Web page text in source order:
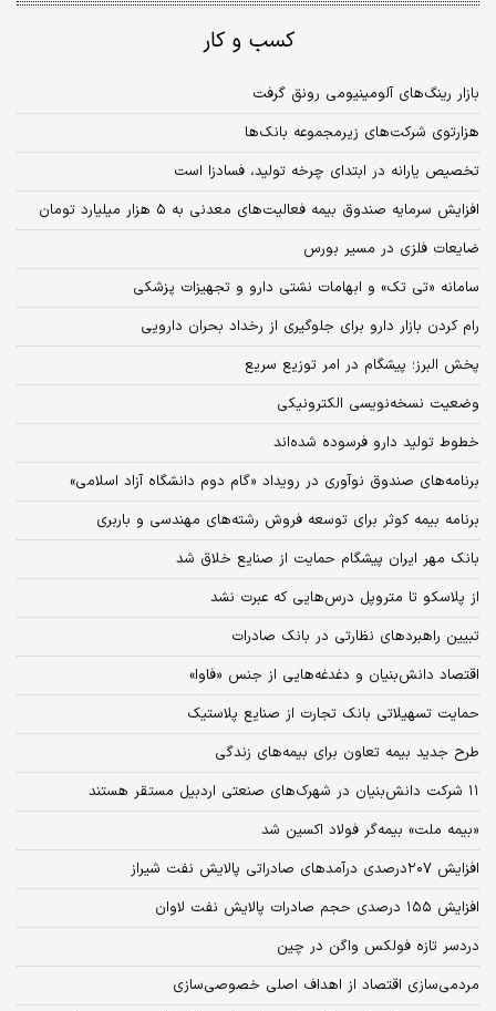
کسب و کار
بازار رینگ‌های آلومینیومی رونق گرفت
هزار‌توی شرکت‌های زیرمجموعه بانک‌ها
تخصیص یارانه در ابتدای چرخه تولید، فسادزا است
افزایش سرمایه صندوق بیمه فعالیت‌های معدنی به ۵ هزار میلیارد تومان
ضایعات فلزی در مسیر بورس
سامانه «تی تک» و ابهامات نشتی دارو و تجهیزات پزشکی
رام کردن بازار دارو برای جلوگیری از رخداد بحران دارویی
پخش البرز؛ پیشگام در امر توزیع سریع
وضعیت نسخه‌نویسی الکترونیکی
خطوط تولید دارو فرسوده‌ شده‌اند
برنامه‌های صندوق نوآوری در رویداد «گام دوم دانشگاه آزاد اسلامی»
برنامه بیمه کوثر برای توسعه فروش رشته‌های مهندسی و باربری
بانک مهر ایران پیشگام حمایت از صنایع خلاق شد
از پلاسکو تا متروپل درس‌هایی که عبرت نشد
تبیین راهبردهای نظارتی در بانک صادرات
اقتصاد دانش‌بنیان و دغدغه‌هایی از جنس «فاوا»
حمایت تسهیلاتی بانک تجارت از صنایع پلاستیک
طرح جدید بیمه تعاون برای بیمه‌های زندگی
۱۱ شرکت دانش‌بنیان در شهرک‌های صنعتی اردبیل مستقر هستند
«بیمه ملت» بیمه‌گر فولاد اکسین شد
افزایش ۲۰۷درصدی درآمدهای صادراتی پالایش نفت شیراز
افزایش ۱۵۵ درصدی حجم صادرات پالایش نفت لاوان
دردسر تازه فولکس واگن در چین
مردمی‌سازی اقتصاد از اهداف اصلی خصوصی‌سازی